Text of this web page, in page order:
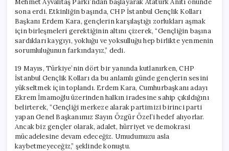
sona erdi. Etkinliğin başında, CHP İstanbul Gençlik Kolları
Başkanı Erdem Kara, gençlerin karşılaştığı zorlukları aşmak
için birleşmeleri gerektiğinin altını çizerek, “Gençliğin başına
sardıkları kaygıyı, yokluğu ve yoksulluğu hep birlikte yenmenin
sorumluluğunun farkındayız,” dedi.
19 Mayıs, Türkiye’nin dört bir yanında kutlanırken, CHP
İstanbul Gençlik Kolları da bu anlamlı günde gençlerin sesini
yükseltmek için toplandı. Erdem Kara, Cumhurbaşkanı adayı
Ekrem İmamoğlu üzerinden halkın iradesine sahip çıkıldığını
belirterek, “Gençliği merkeze alarak partimizi birinci parti
yapan Genel Başkanımız Sayın Özgür Özel’i hedef alıyorlar.
Ancak biz gençler olarak, adalet, hürriyet ve demokrasi
mücadelesine devam edeceğiz. Umudumuzu asla
kaybetmeyeceğiz,” şeklinde konuştu.